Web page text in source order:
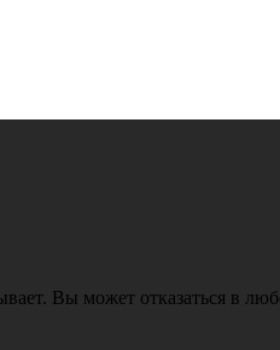
Вы может отказаться в